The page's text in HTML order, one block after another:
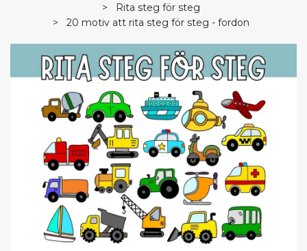
Rita steg för steg
20 motiv att rita steg för steg - fordon